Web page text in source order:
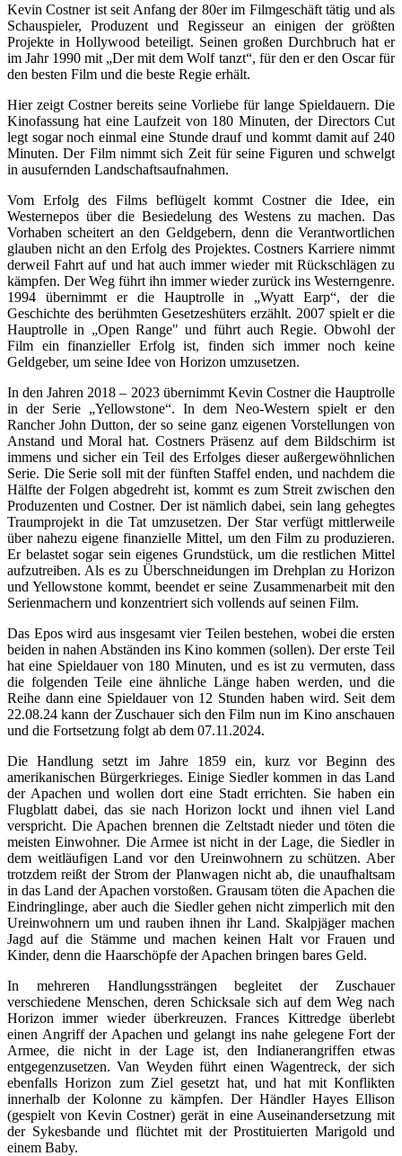
Kevin Costner ist seit Anfang der 80er im Filmgeschäft tätig und als
Schauspieler, Produzent und Regisseur an einigen der größten
Projekte in Hollywood beteiligt. Seinen großen Durchbruch hat er
im Jahr 1990 mit „Der mit dem Wolf tanzt“, für den er den Oscar für
den besten Film und die beste Regie erhält.
Hier zeigt Costner bereits seine Vorliebe für lange Spieldauern. Die
Kinofassung hat eine Laufzeit von 180 Minuten, der Directors Cut
legt sogar noch einmal eine Stunde drauf und kommt damit auf 240
Minuten. Der Film nimmt sich Zeit für seine Figuren und schwelgt
in ausufernden Landschaftsaufnahmen.
Vom Erfolg des Films beflügelt kommt Costner die Idee, ein
Westernepos über die Besiedelung des Westens zu machen. Das
Vorhaben scheitert an den Geldgebern, denn die Verantwortlichen
glauben nicht an den Erfolg des Projektes. Costners Karriere nimmt
derweil Fahrt auf und hat auch immer wieder mit Rückschlägen zu
kämpfen. Der Weg führt ihn immer wieder zurück ins Westerngenre.
1994 übernimmt er die Hauptrolle in „Wyatt Earp“, der die
Geschichte des berühmten Gesetzeshüters erzählt. 2007 spielt er die
Hauptrolle in „Open Range" und führt auch Regie. Obwohl der
Film ein finanzieller Erfolg ist, finden sich immer noch keine
Geldgeber, um seine Idee von Horizon umzusetzen.
In den Jahren 2018 – 2023 übernimmt Kevin Costner die Hauptrolle
in der Serie „Yellowstone“. In dem Neo-Western spielt er den
Rancher John Dutton, der so seine ganz eigenen Vorstellungen von
Anstand und Moral hat. Costners Präsenz auf dem Bildschirm ist
immens und sicher ein Teil des Erfolges dieser außergewöhnlichen
Serie. Die Serie soll mit der fünften Staffel enden, und nachdem die
Hälfte der Folgen abgedreht ist, kommt es zum Streit zwischen den
Produzenten und Costner. Der ist nämlich dabei, sein lang gehegtes
Traumprojekt in die Tat umzusetzen. Der Star verfügt mittlerweile
über nahezu eigene finanzielle Mittel, um den Film zu produzieren.
Er belastet sogar sein eigenes Grundstück, um die restlichen Mittel
aufzutreiben. Als es zu Überschneidungen im Drehplan zu Horizon
und Yellowstone kommt, beendet er seine Zusammenarbeit mit den
Serienmachern und konzentriert sich vollends auf seinen Film.
Das Epos wird aus insgesamt vier Teilen bestehen, wobei die ersten
beiden in nahen Abständen ins Kino kommen (sollen). Der erste Teil
hat eine Spieldauer von 180 Minuten, und es ist zu vermuten, dass
die folgenden Teile eine ähnliche Länge haben werden, und die
Reihe dann eine Spieldauer von 12 Stunden haben wird. Seit dem
22.08.24 kann der Zuschauer sich den Film nun im Kino anschauen
und die Fortsetzung folgt ab dem 07.11.2024.
Die Handlung setzt im Jahre 1859 ein, kurz vor Beginn des
amerikanischen Bürgerkrieges. Einige Siedler kommen in das Land
der Apachen und wollen dort eine Stadt errichten. Sie haben ein
Flugblatt dabei, das sie nach Horizon lockt und ihnen viel Land
verspricht. Die Apachen brennen die Zeltstadt nieder und töten die
meisten Einwohner. Die Armee ist nicht in der Lage, die Siedler in
dem weitläufigen Land vor den Ureinwohnern zu schützen. Aber
trotzdem reißt der Strom der Planwagen nicht ab, die unaufhaltsam
in das Land der Apachen vorstoßen. Grausam töten die Apachen die
Eindringlinge, aber auch die Siedler gehen nicht zimperlich mit den
Ureinwohnern um und rauben ihnen ihr Land. Skalpjäger machen
Jagd auf die Stämme und machen keinen Halt vor Frauen und
Kinder, denn die Haarschöpfe der Apachen bringen bares Geld.
In mehreren Handlungssträngen begleitet der Zuschauer
verschiedene Menschen, deren Schicksale sich auf dem Weg nach
Horizon immer wieder überkreuzen. Frances Kittredge überlebt
einen Angriff der Apachen und gelangt ins nahe gelegene Fort der
Armee, die nicht in der Lage ist, den Indianerangriffen etwas
entgegenzusetzen. Van Weyden führt einen Wagentreck, der sich
ebenfalls Horizon zum Ziel gesetzt hat, und hat mit Konflikten
innerhalb der Kolonne zu kämpfen. Der Händler Hayes Ellison
(gespielt von Kevin Costner) gerät in eine Auseinandersetzung mit
der Sykesbande und flüchtet mit der Prostituierten Marigold und
einem Baby.